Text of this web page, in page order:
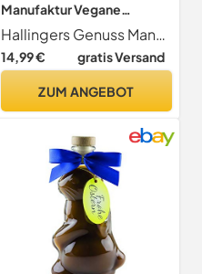
Manufaktur Vegane
Schokolade Oster-
Geschenk - Tafel aus
handgeschöpftem
edler Karton "Gruß vom
Maracuja, Ostern Körbchen
für Frauen Männer
Hallingers Genuss Manufaktur
14,99 € gratis Versand
ZUM ANGEBOT